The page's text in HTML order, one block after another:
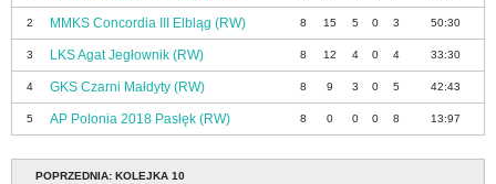
2 MMKS Concordia III Elbląg (RW) 8 15 5 0 3 50:30
3 LKS Agat Jegłownik (RW) 8 12 4 0 4 33:30
4 GKS Czarni Małdyty (RW) 8 9 3 0 5 42:43
5 AP Polonia 2018 Pasłęk (RW) 8 0 0 0 8 13:97
POPRZEDNIA: KOLEJKA 10